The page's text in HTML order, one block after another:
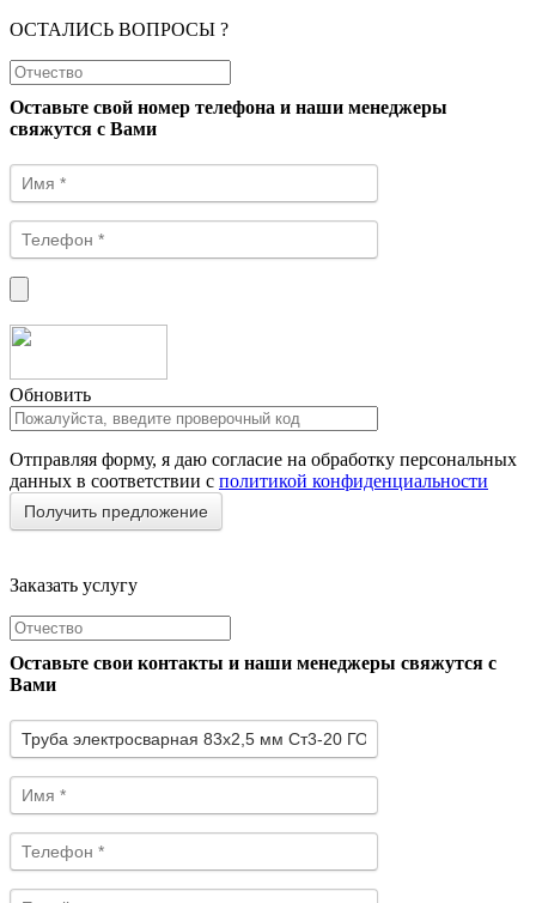
ОСТАЛИСЬ ВОПРОСЫ ?
Оставьте свой номер телефона и наши менеджеры
свяжутся с Вами
Обновить
Отправляя форму, я даю согласие на обработку персональных
данных в соответствии с политикой конфиденциальности
Заказать услугу
Оставьте свои контакты и наши менеджеры свяжутся с
Вами